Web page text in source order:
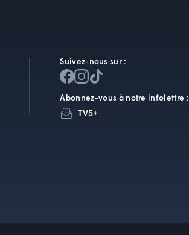
Suivez-nous sur :
Abonnez-vous à notre infolettre :
TV5+